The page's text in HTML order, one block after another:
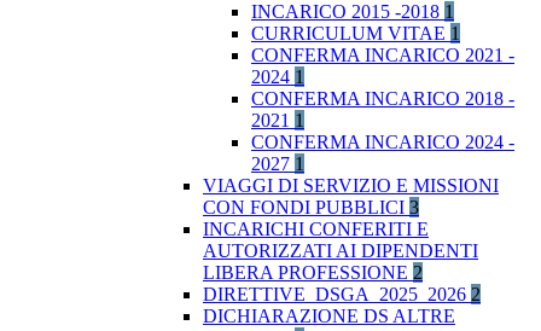
INCARICO 2015 -2018 1
CURRICULUM VITAE 1
CONFERMA INCARICO 2021 -
2024 1
CONFERMA INCARICO 2018 -
2021 1
CONFERMA INCARICO 2024 -
2027 1
VIAGGI DI SERVIZIO E MISSIONI
CON FONDI PUBBLICI 3
INCARICHI CONFERITI E
AUTORIZZATI AI DIPENDENTI
LIBERA PROFESSIONE 2
DIRETTIVE_DSGA_2025_2026 2
DICHIARAZIONE DS ALTRE